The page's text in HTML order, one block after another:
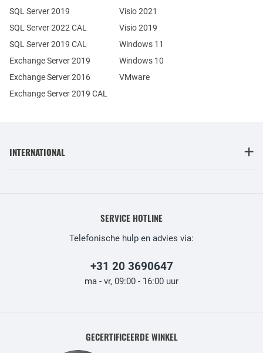
Exchange Server 2019
Exchange Server 2016
SQL Server 2019
SQL Server 2022 CAL
SQL Server 2019 CAL
Exchange Server 2019 CAL
Visio 2021
Visio 2019
Windows 11
Windows 10
VMware
INTERNATIONAL
SERVICE HOTLINE
Telefonische hulp en advies via:
+31 20 3690647
ma - vr, 09:00 - 16:00 uur
GECERTIFICEERDE WINKEL